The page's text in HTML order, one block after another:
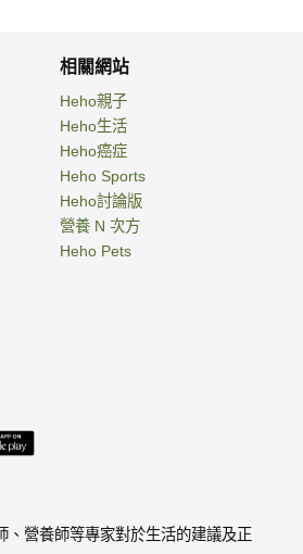
、營養師等專家對於生活的建議及正
相關網站
Heho親子
Heho生活
Heho癌症
Heho Sports
Heho討論版
營養 N 次方
Heho Pets